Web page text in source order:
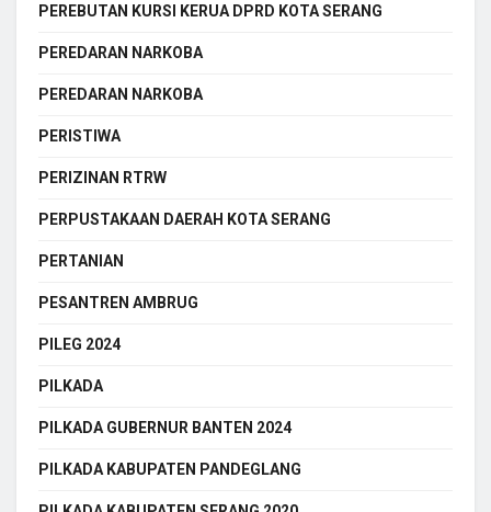
PEREBUTAN KURSI KERUA DPRD KOTA SERANG
PEREDARAN NARKOBA
PEREDARAN NARKOBA
PERISTIWA
PERIZINAN RTRW
PERPUSTAKAAN DAERAH KOTA SERANG
PERTANIAN
PESANTREN AMBRUG
PILEG 2024
PILKADA
PILKADA GUBERNUR BANTEN 2024
PILKADA KABUPATEN PANDEGLANG